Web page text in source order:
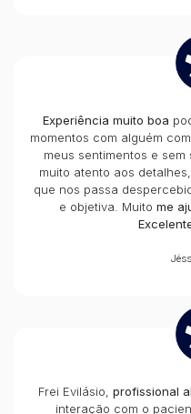
Experiência muito boa
momentos com alguém
meus sentimentos e
muito atento aos
que nos passa
e objetiva. Muito me
Frei Evilásio, profissional
interação com o